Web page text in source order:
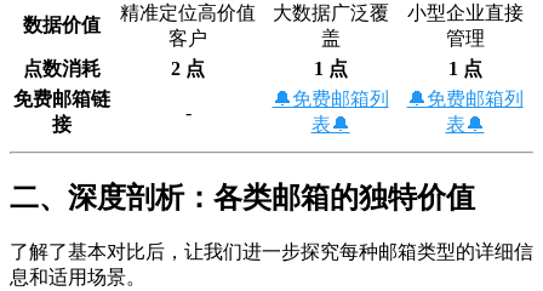
数据价值
精准定位高价值
客户
大数据广泛覆
盖
小型企业直接
管理
点数消耗
2 点 1 点
1 点
免费邮箱链
接
-
🔔免费邮箱列
表🔔
🔔免费邮箱列
表🔔
二、深度剖析：各类邮箱的独特价值
了解了基本对比后，让我们进一步探究每种邮箱类型的详细信
息和适用场景。